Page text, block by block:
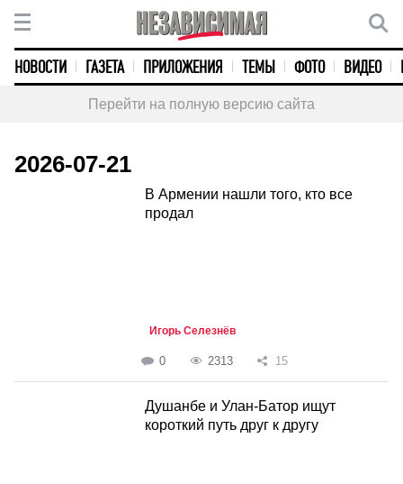
НОВОСТИ ГАЗЕТА ПРИЛОЖЕНИЯ ТЕМЫ ФОТО ВИДЕО
Перейти на полную версию сайта
2026-07-21
В Армении нашли того, кто все
продал
Игорь Селезнёв
0 2313 15
Душанбе и Улан-Батор ищут
короткий путь друг к другу